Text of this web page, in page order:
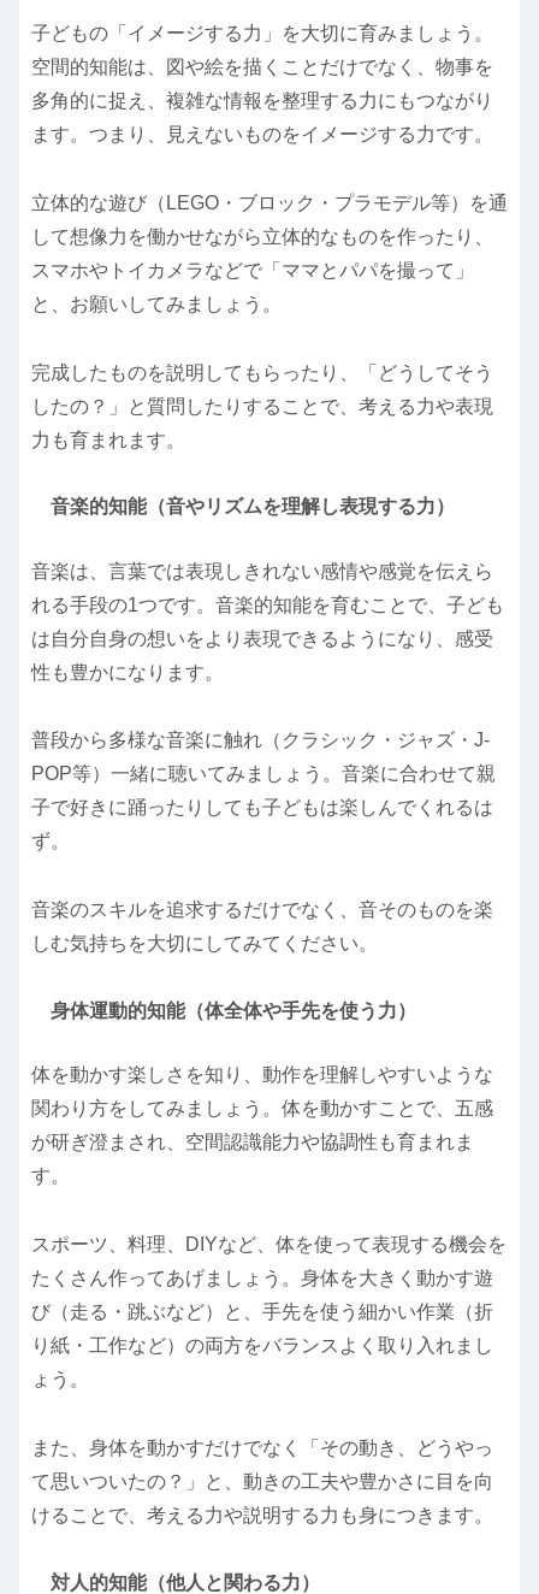
子どもの「イメージする力」を大切に育みましょう。
空間的知能は、図や絵を描くことだけでなく、物事を
多角的に捉え、複雑な情報を整理する力にもつながり
ます。つまり、見えないものをイメージする力です。
立体的な遊び（LEGO・ブロック・プラモデル等）を通
して想像力を働かせながら立体的なものを作ったり、
スマホやトイカメラなどで「ママとパパを撮って」
と、お願いしてみましょう。
完成したものを説明してもらったり、「どうしてそう
したの？」と質問したりすることで、考える力や表現
力も育まれます。
音楽的知能（音やリズムを理解し表現する力）
音楽は、言葉では表現しきれない感情や感覚を伝えら
れる手段の1つです。音楽的知能を育むことで、子ども
は自分自身の想いをより表現できるようになり、感受
性も豊かになります。
普段から多様な音楽に触れ（クラシック・ジャズ・J-
POP等）一緒に聴いてみましょう。音楽に合わせて親
子で好きに踊ったりしても子どもは楽しんでくれるは
ず。
音楽のスキルを追求するだけでなく、音そのものを楽
しむ気持ちを大切にしてみてください。
身体運動的知能（体全体や手先を使う力）
体を動かす楽しさを知り、動作を理解しやすいような
関わり方をしてみましょう。体を動かすことで、五感
が研ぎ澄まされ、空間認識能力や協調性も育まれま
す。
スポーツ、料理、DIYなど、体を使って表現する機会を
たくさん作ってあげましょう。身体を大きく動かす遊
び（走る・跳ぶなど）と、手先を使う細かい作業（折
り紙・工作など）の両方をバランスよく取り入れまし
ょう。
また、身体を動かすだけでなく「その動き、どうやっ
て思いついたの？」と、動きの工夫や豊かさに目を向
けることで、考える力や説明する力も身につきます。
対人的知能（他人と関わる力）